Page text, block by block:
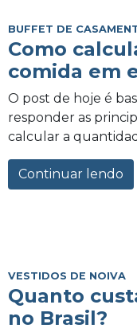
BUFFET DE
Como
comida em
O post de hoje é
responder as
calcular a
Continuar lendo
VESTIDOS DE NOIVA
Quanto
no Brasil?